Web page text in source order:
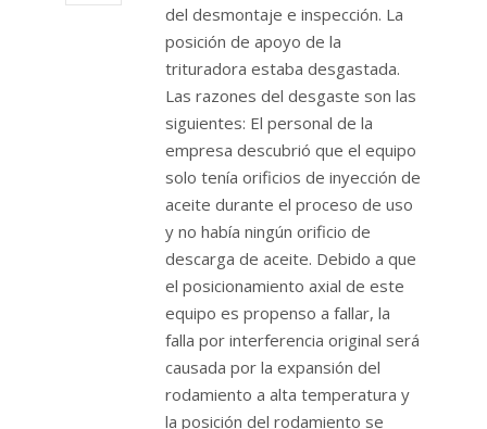
del desmontaje e inspección. La
posición de apoyo de la
trituradora estaba desgastada.
Las razones del desgaste son las
siguientes: El personal de la
empresa descubrió que el equipo
solo tenía orificios de inyección de
aceite durante el proceso de uso
y no había ningún orificio de
descarga de aceite. Debido a que
el posicionamiento axial de este
equipo es propenso a fallar, la
falla por interferencia original será
causada por la expansión del
rodamiento a alta temperatura y
la posición del rodamiento se